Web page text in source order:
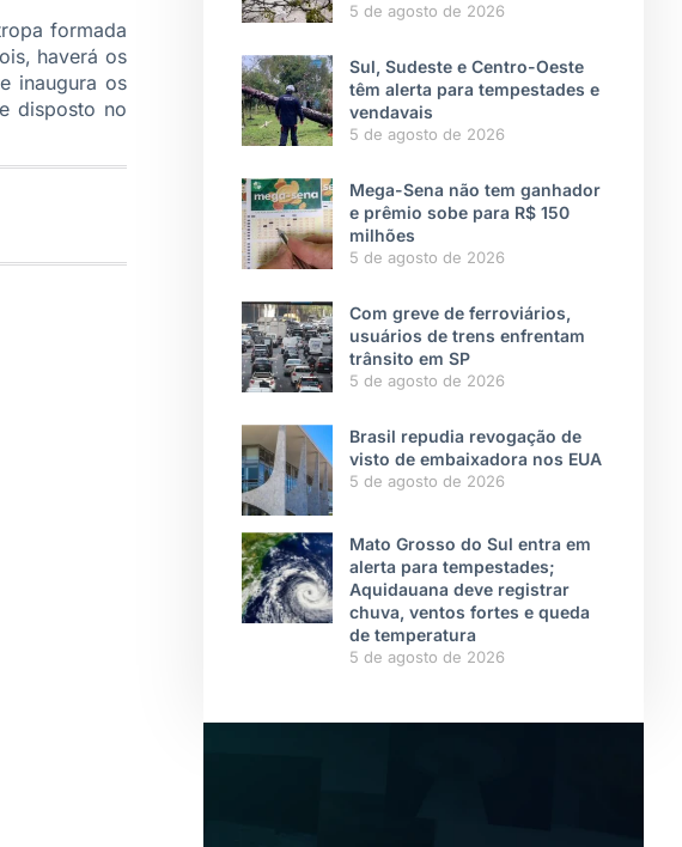
formada
haverá os
inaugura os
disposto no
5 de agosto de 2026
Sul, Sudeste e Centro-Oeste
têm alerta para tempestades e
vendavais
5 de agosto de 2026
Mega-Sena não tem ganhador
e prêmio sobe para R$ 150
milhões
5 de agosto de 2026
Com greve de ferroviários,
usuários de trens enfrentam
trânsito em SP
5 de agosto de 2026
Brasil repudia revogação de
visto de embaixadora nos EUA
5 de agosto de 2026
Mato Grosso do Sul entra em
alerta para tempestades;
Aquidauana deve registrar
chuva, ventos fortes e queda
de temperatura
5 de agosto de 2026